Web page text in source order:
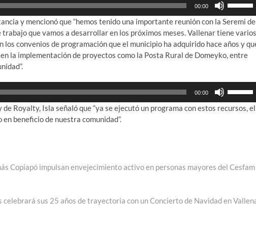
00:00
teclas
de
flecha
arriba/
o
el
y mencionó que “hemos tenido una importante reunión con la Seremi de
que vamos a desarrollar en los próximos meses. Vallenar tiene varios
convenios de programación que el municipio ha adquirido hace años y
la implementación de proyectos como la Posta Rural de Domeyko, entre
00:00
teclas
aumentar
el
Royalty, Isla señaló que “ya se ejecutó un programa con estos recursos, el
beneficio de nuestra comunidad”.
Copiapó impulsan envejecimiento activo en personas mayores del Cesfam
celebrará sus 25 años de trayectoria con un Concierto de Navidad en